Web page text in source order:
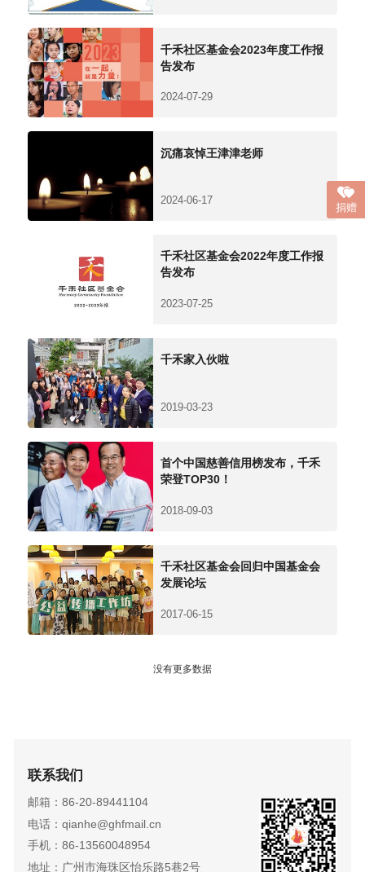
千禾社区基金会2023年度工作报
告发布
2024-07-29
沉痛哀悼王津津老师
2024-06-17
千禾社区基金会2022年度工作报
告发布
2023-07-25
千禾家入伙啦
2019-03-23
首个中国慈善信用榜发布，千禾
荣登TOP30！
2018-09-03
千禾社区基金会回归中国基金会
发展论坛
2017-06-15
没有更多数据
联系我们
邮箱：86-20-89441104
电话：qianhe@ghfmail.cn
手机：86-13560048954
地址：广州市海珠区怡乐路5巷2号
捐赠